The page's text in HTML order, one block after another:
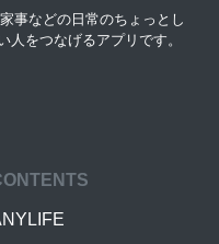
事などの日常のちょっとし
人をつなげるアプリです。